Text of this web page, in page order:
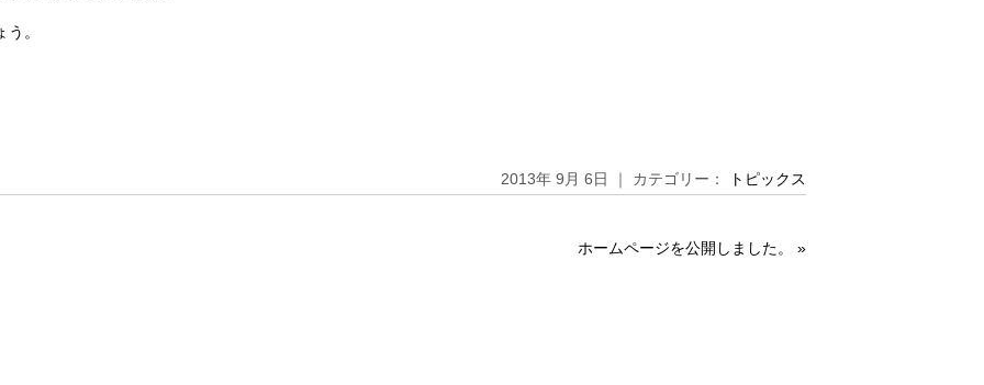
。
2013年 9月 6日 ｜ カテゴリー： トピックス
ホームページを公開しました。 »